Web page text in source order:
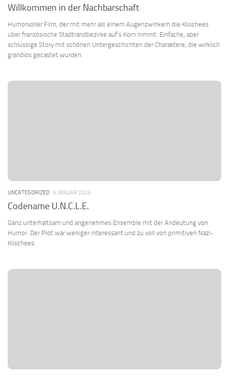
Willkommen in der Nachbarschaft
Humorvoller Film, der mit mehr als einem Augenzwinkern die Klischees
über französische Stadtrandbezirke auf’s Korn nimmt. Einfache, aber
schlüssige Story mit schönen Untergeschichten der Charaktere, die wirklich
grandios gecastet wurden.
UNCATEGORIZED 6. JANUAR 2023
Codename U.N.C.L.E.
Ganz unterhaltsam und angenehmes Ensemble mit der Andeutung von
Humor. Der Plot war weniger interessant und zu voll von primitiven Nazi-
Klischees.